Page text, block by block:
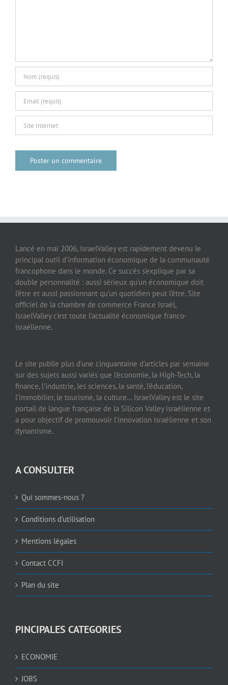
Lancé en mai 2006, IsraelValley est rapidement devenu le
principal outil d’information économique de la communauté
francophone dans le monde. Ce succès s’explique par sa
double personnalité : aussi sérieux qu’un économique doit
l’être et aussi passionnant qu’un quotidien peut l’être. Site
officiel de la chambre de commerce France Israël,
IsraelValley c’est toute l’actualité économique franco-
israélienne.
Le site publie plus d’une cinquantaine d’articles par semaine
sur des sujets aussi variés que l’économie, la High-Tech, la
finance, l’industrie, les sciences, la santé, l’éducation,
l’immobilier, le tourisme, la culture… IsraelValley est le site
portail de langue française de la Silicon Valley israélienne et
a pour objectif de promouvoir l’innovation israélienne et son
dynamisme.
A CONSULTER
Qui sommes-nous ?
Conditions d’utilisation
Mentions légales
Contact CCFI
Plan du site
PINCIPALES CATEGORIES
ECONOMIE
JOBS